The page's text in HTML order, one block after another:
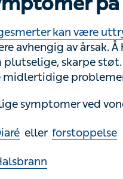
kan være
avhengig av årsak.
skarpe støt. Du
problemer som
symptomer ved
Diaré
eller
i magen